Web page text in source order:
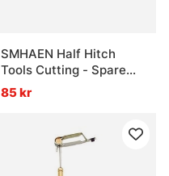
SMHAEN Half Hitch
Tools Cutting - Spare
Part Knifes
85 kr